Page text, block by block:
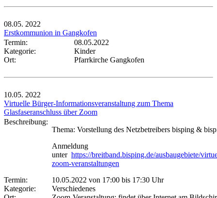
08.05. 2022
Erstkommunion in Gangkofen
Termin:
08.05.2022
Kategorie:
Kinder
Ort:
Pfarrkirche Gangkofen
10.05. 2022
Virtuelle Bürger-Informationsveranstaltung zum Thema
Glasfaseranschluss über Zoom
Beschreibung:
Thema: Vorstellung des Netzbetreibers bisping &
Anmeldung
unter https://breitband.bisping.de/ausbaugebiete/
zoom-veranstaltungen
Termin:
10.05.2022 von 17:00 bis 17:30 Uhr
Kategorie:
Verschiedenes